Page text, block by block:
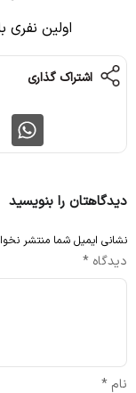
اولین نفری
اشتراک گذاری
دیدگاهتان را بنویسید
نشانی ایمیل شما منتشر
دیدگاه *
نام *